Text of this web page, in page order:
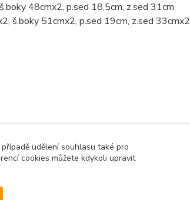
48cmx2, p.sed 18,5cm, z.sed 31cm
š.boky 51cmx2, p.sed 19cm, z.sed 33cmx2
udělení souhlasu také pro
cookies můžete kdykoli upravit